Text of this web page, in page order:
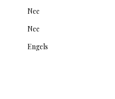
Nee
Nee
Engels